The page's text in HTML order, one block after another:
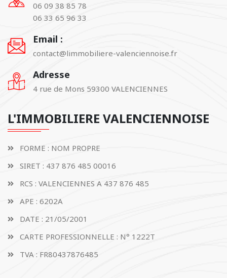
06 09 38 85 78
06 33 65 96 33
Email :
contact@limmobiliere-valenciennoise.fr
Adresse
4 rue de Mons 59300 VALENCIENNES
L'IMMOBILIERE VALENCIENNOISE
FORME : NOM PROPRE
SIRET : 437 876 485 00016
RCS : VALENCIENNES A 437 876 485
APE : 6202A
DATE : 21/05/2001
CARTE PROFESSIONNELLE : N° 1222T
TVA : FR80437876485